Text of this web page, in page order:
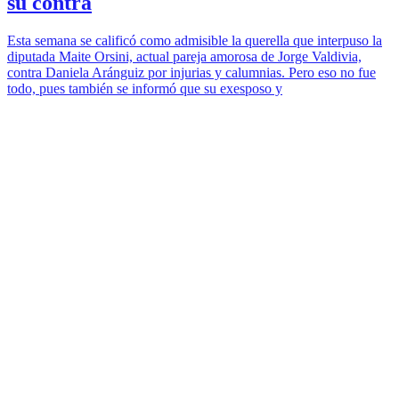
Esta semana se calificó como admisible la querella que interpuso la
diputada Maite Orsini, actual pareja amorosa de Jorge Valdivia,
contra Daniela Aránguiz por injurias y calumnias. Pero eso no fue
todo, pues también se informó que su exesposo y